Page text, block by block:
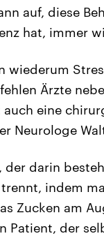
auf, diese
hat, immer
wiederum
Ärzte
eine
Neurologe
darin
indem
Zucken am
Patient, der